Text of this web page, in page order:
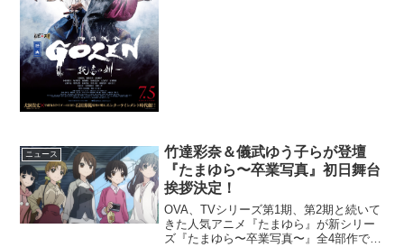
ニュース
竹達彩奈＆儀武ゆう子らが登壇
『たまゆら〜卒業写真』初日舞台
挨拶決定！
OVA、TVシリーズ第1期、第2期と続いて
きた人気アニメ『たまゆら』が新シリー
ズ『たまゆら〜卒業写真〜』全4部作で、